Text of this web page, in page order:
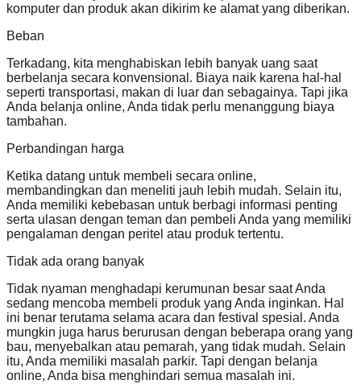
komputer dan produk akan dikirim ke alamat yang diberikan.
Beban
Terkadang, kita menghabiskan lebih banyak uang saat
berbelanja secara konvensional. Biaya naik karena hal-hal
seperti transportasi, makan di luar dan sebagainya. Tapi jika
Anda belanja online, Anda tidak perlu menanggung biaya
tambahan.
Perbandingan harga
Ketika datang untuk membeli secara online,
membandingkan dan meneliti jauh lebih mudah. Selain itu,
Anda memiliki kebebasan untuk berbagi informasi penting
serta ulasan dengan teman dan pembeli Anda yang memiliki
pengalaman dengan peritel atau produk tertentu.
Tidak ada orang banyak
Tidak nyaman menghadapi kerumunan besar saat Anda
sedang mencoba membeli produk yang Anda inginkan. Hal
ini benar terutama selama acara dan festival spesial. Anda
mungkin juga harus berurusan dengan beberapa orang yang
bau, menyebalkan atau pemarah, yang tidak mudah. Selain
itu, Anda memiliki masalah parkir. Tapi dengan belanja
online, Anda bisa menghindari semua masalah ini.